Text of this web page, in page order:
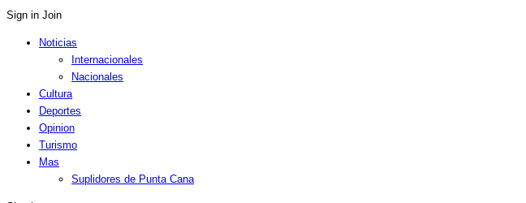
Sign in Join
Noticias
Internacionales
Nacionales
Cultura
Deportes
Opinion
Turismo
Mas
Suplidores de Punta Cana